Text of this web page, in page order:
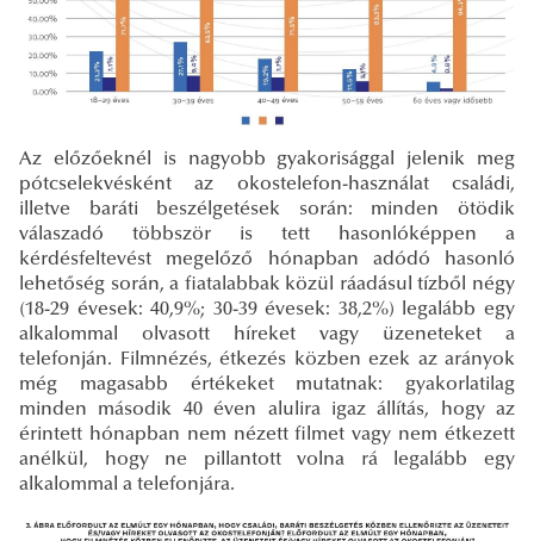
Az előzőeknél is nagyobb gyakorisággal jelenik meg
pótcselekvésként az okostelefon-használat családi,
illetve baráti beszélgetések során: minden ötödik
válaszadó többször is tett hasonlóképpen a
kérdésfeltevést megelőző hónapban adódó hasonló
lehetőség során, a fiatalabbak közül ráadásul tízből négy
(18-29 évesek: 40,9%; 30-39 évesek: 38,2%) legalább egy
alkalommal olvasott híreket vagy üzeneteket a
telefonján. Filmnézés, étkezés közben ezek az arányok
még magasabb értékeket mutatnak: gyakorlatilag
minden második 40 éven alulira igaz állítás, hogy az
érintett hónapban nem nézett filmet vagy nem étkezett
anélkül, hogy ne pillantott volna rá legalább egy
alkalommal a telefonjára.